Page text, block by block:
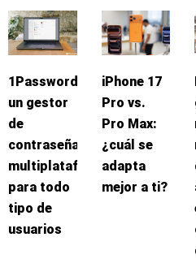
1Password:
un gestor
de
contraseñas
multiplataforma
para todo
tipo de
usuarios
iPhone 17
Pro vs.
Pro Max:
¿cuál se
adapta
mejor a ti?